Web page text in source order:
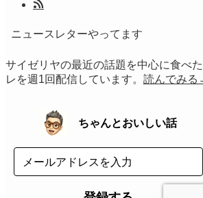
ニュースレターやってます
サイゼリヤの最近の話題を中心に食べ
レを週1回配信しています。 読んでみる